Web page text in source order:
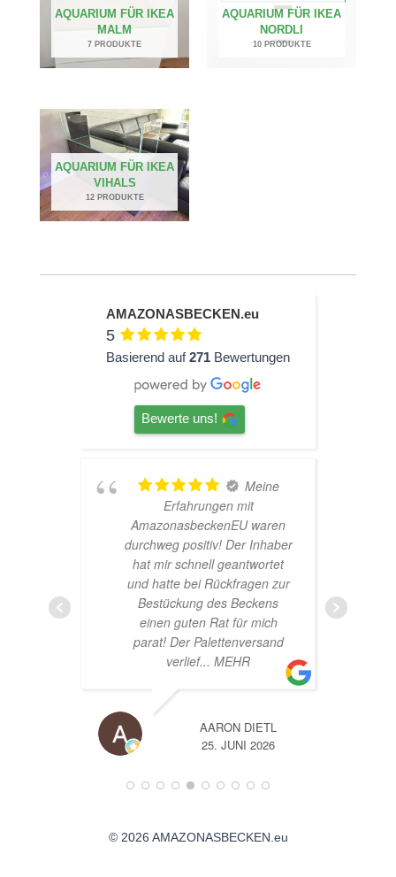
AQUARIUM FÜR IKEA
MALM
7 PRODUKTE
AQUARIUM FÜR IKEA
NORDLI
10 PRODUKTE
AQUARIUM FÜR IKEA
VIHALS
12 PRODUKTE
AMAZONASBECKEN.eu
5
Basierend auf271 Bewertungen
Bewerte uns!
Meine
AmazonasbeckenEU waren
positiv! Der Inhaber
hat mir schnell geantwortet
und hatte bei Rückfragen zur
Bestückung des Beckens
einen guten Rat für mich
parat! Der Palettenversand
AARON DIETL
25. JUNI 2026
sehr nette Beratung!
super Glücklich mit
© 2026 AMAZONASBECKEN.eu